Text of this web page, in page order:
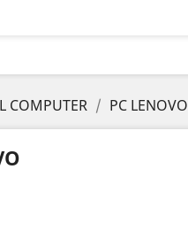
COMPUTER PC LENOVO